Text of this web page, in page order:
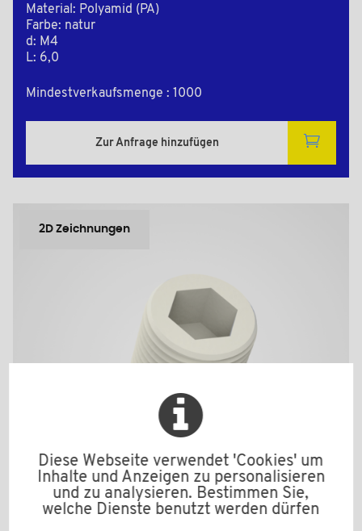
Material: Polyamid (PA)
Farbe: natur
d: M4
L: 6,0
Mindestverkaufsmenge : 1000
Zur Anfrage hinzufügen
2D Zeichnungen
Diese Webseite verwendet 'Cookies' um
Inhalte und Anzeigen zu personalisieren
und zu analysieren. Bestimmen Sie,
welche Dienste benutzt werden dürfen